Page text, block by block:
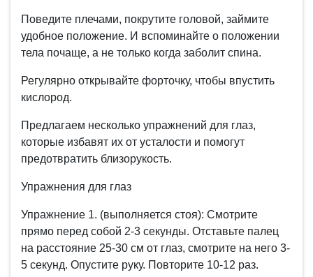
Поведите плечами, покрутите головой, займите
удобное положение. И вспоминайте о положении
тела почаще, а не только когда заболит спина.
Регулярно открывайте форточку, чтобы впустить
кислород.
Предлагаем несколько упражнений для глаз,
которые избавят их от усталости и помогут
предотвратить близорукость.
Упражнения для глаз
Упражнение 1. (выполняется стоя): Смотрите
прямо перед собой 2-3 секунды. Отставьте палец
на расстояние 25-30 см от глаз, смотрите на него 3-
5 секунд. Опустите руку. Повторите 10-12 раз.